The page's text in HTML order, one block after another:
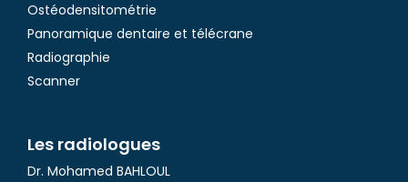
Ostéodensitométrie
Panoramique dentaire et télécrane
Radiographie
Scanner
Les radiologues
Dr. Mohamed BAHLOUL